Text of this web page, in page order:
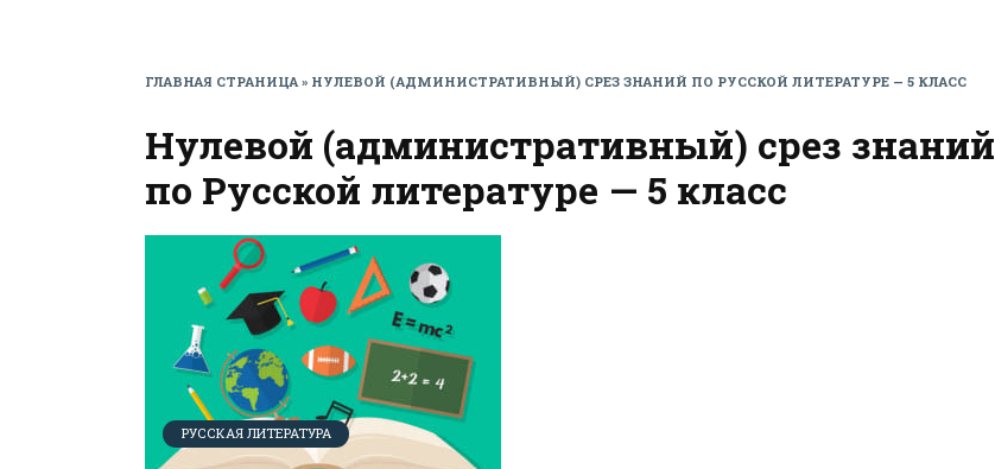
ГЛАВНАЯ СТРАНИЦА» НУЛЕВОЙ (АДМИНИСТРАТИВНЫЙ) СРЕЗ ЗНАНИЙ ПО РУССКОЙ ЛИТЕРАТУРЕ — 5 КЛАСС
Нулевой (административный) срез знаний
по Русской литературе — 5 класс
РУССКАЯ ЛИТЕРАТУРА